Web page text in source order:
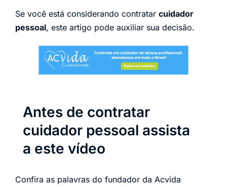
Se você está considerando contratar cuidador
pessoal, este artigo pode auxiliar sua decisão.
Antes de contratar
cuidador pessoal assista
a este vídeo
Confira as palavras do fundador da Acvida